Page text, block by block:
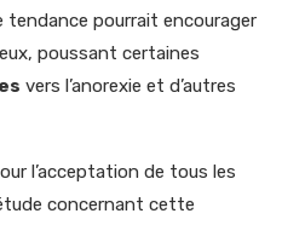
pourrait encourager
poussant certaines
vers l’anorexie et d’autres
l’acceptation de tous les
concernant cette